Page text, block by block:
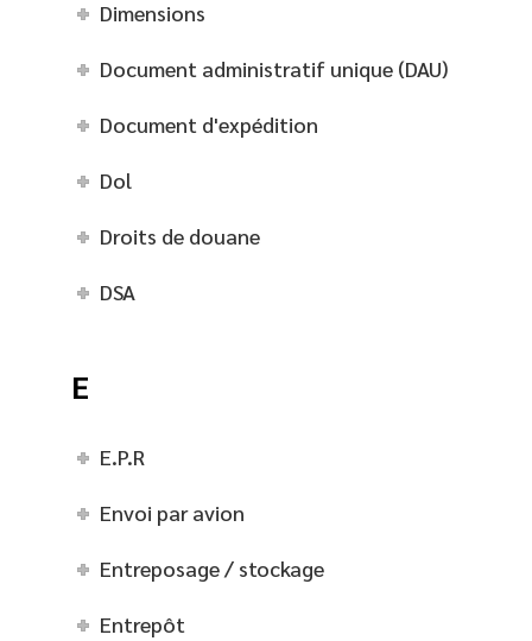
Dimensions
Document administratif unique (DAU)
Document d'expédition
Dol
Droits de douane
DSA
E
E.P.R
Envoi par avion
Entreposage / stockage
Entrepôt